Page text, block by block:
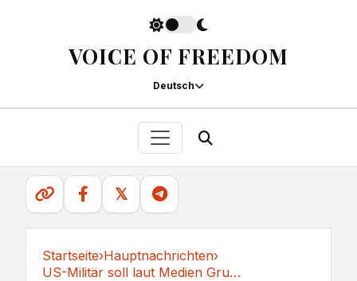
VOICE OF FREEDOM
Deutsch
𝕏
Startseite›Hauptnachrichten›
US-Militär soll laut Medien Grundschule im...